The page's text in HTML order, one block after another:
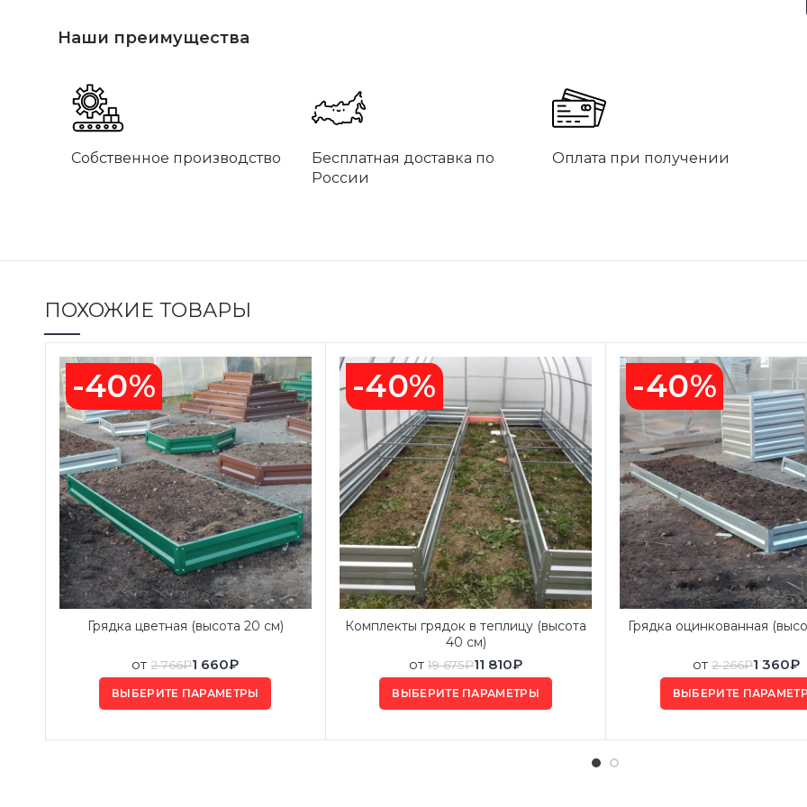
Наши преимущества
Собственное производство
Бесплатная доставка по
России
Оплата при получении
ПОХОЖИЕ ТОВАРЫ
-40%
Грядка цветная (высота 20 см)
от 2 766₽1 660₽
ВЫБЕРИТЕ ПАРАМЕТРЫ
-40%
Комплекты грядок в теплицу (высота
40 см)
от 19 675₽11 810₽
ВЫБЕРИТЕ ПАРАМЕТРЫ
-40%
Грядка оцинкованная
от 2 266₽1 360₽
ВЫБЕРИТЕ